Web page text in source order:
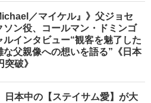
／マイケル』》父ジョセ
ソン役、コールマン・ドミンゴ
ルインタビュー“観客を魅了した
な父親像への想いを語る”《日本
破》
日本中の【ステイサム愛】が大